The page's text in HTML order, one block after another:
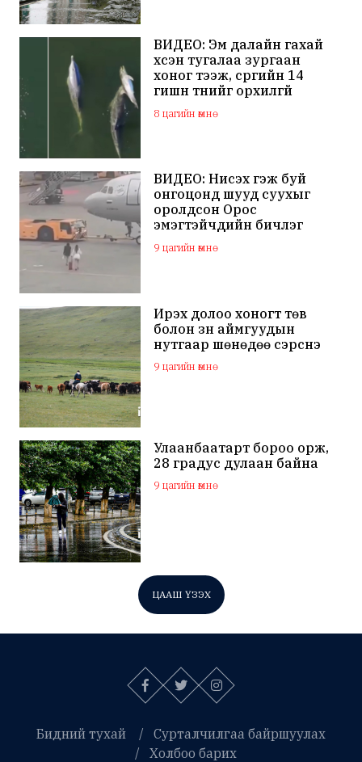
ВИДЕО: Эм далайн гахай
үхсэн тугалаа зургаан
хоног тээж, сүргийн 14
гишүүн түүнийг орхилгүй
сэлжээ
8 цагийн өмнө
ВИДЕО: Нисэх гэж буй
онгоцонд шууд суухыг
оролдсон Орос
эмэгтэйчүүдийн бичлэг
дэлхий нийтийн
анхааралд оров
9 цагийн өмнө
Ирэх долоо хоногт төв
болон зүүн аймгуудын
нутгаар шөнөдөө сэрүүснэ
9 цагийн өмнө
Улаанбаатарт бороо орж,
28 градус дулаан байна
9 цагийн өмнө
ЦААШ ҮЗЭХ
Бидний тухай
Сурталчилгаа байршуулах
Холбоо барих